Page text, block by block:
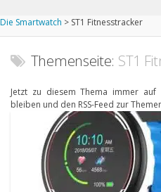
Startseite
Aktuelle Smartwatches im
Marken und Modelle
Handytarife
BASE
Smartphonetarife
Die Smartwatch > ST1 Fitnesstracker
Themenseite: ST1
Jetzt zu diesem Thema immer auf
bleiben und den RSS-Feed zur